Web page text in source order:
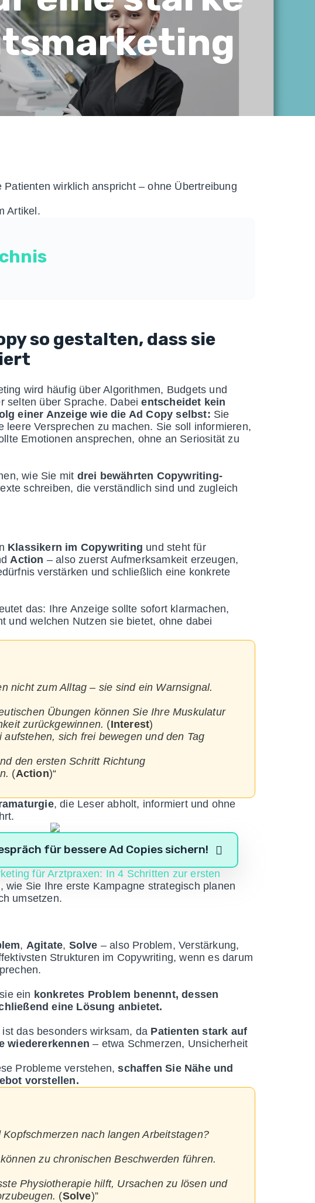
wirklich anspricht – ohne Übertreibung
Artikel.
so gestalten, dass sie
wird häufig über Algorithmen, Budgets und
selten über Sprache. Dabeientscheidet kein
einer Anzeige wie die Ad Copy selbst: Sie
leere Versprechen zu machen. Sie soll informieren,
Emotionen ansprechen, ohne an Seriosität zu
wie Sie mit drei bewährten Copywriting-
schreiben, die verständlich sind und zugleich
Klassikern im Copywriting und steht für
Action – also zuerst Aufmerksamkeit erzeugen,
verstärken und schließlich eine konkrete
das: Ihre Anzeige sollte sofort klarmachen,
und welchen Nutzen sie bietet, ohne dabei
nicht zum Alltag – sie sind ein Warnsignal.
Übungen können Sie Ihre Muskulatur
zurückgewinnen. (Interest)
sich frei bewegen und den Tag
den ersten Schritt Richtung
(Action)“
, die Leser abholt, informiert und ohne
für bessere Ad Copies sichern!
für Arztpraxen: In 4 Schritten zur ersten
wie Sie Ihre erste Kampagne strategisch planen
umsetzen.
, Agitate, Solve – also Problem, Verstärkung,
Strukturen im Copywriting, wenn es darum
ein konkretes Problem benennt, dessen
eine Lösung anbietet.
das besonders wirksam, da Patienten stark auf
wiedererkennen – etwa Schmerzen, Unsicherheit
Probleme verstehen,schaffen Sie Nähe und
vorstellen.
nach langen Arbeitstagen?
zu chronischen Beschwerden führen.
Physiotherapie hilft, Ursachen zu lösen und
(Solve)”